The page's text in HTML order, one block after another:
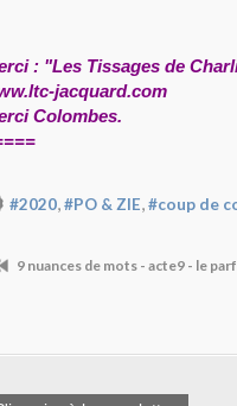
: "Les Tissages de
jacquard.com
Colombes.
#2020,#PO & ZIE,#coup de
9 nuances de mots - acte9 - le